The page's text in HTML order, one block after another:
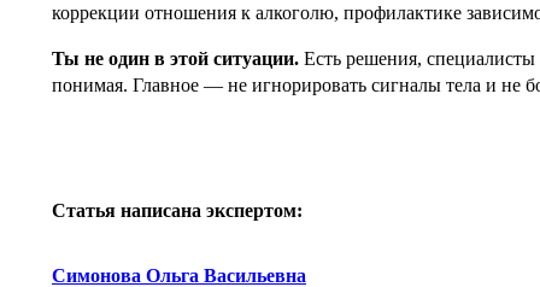
коррекции отношения к алкоголю, профилактике
Ты не один в этой ситуации. Есть решения,
понимая. Главное — не игнорировать сигналы тела и
Статья написана экспертом:
Симонова Ольга Васильевна